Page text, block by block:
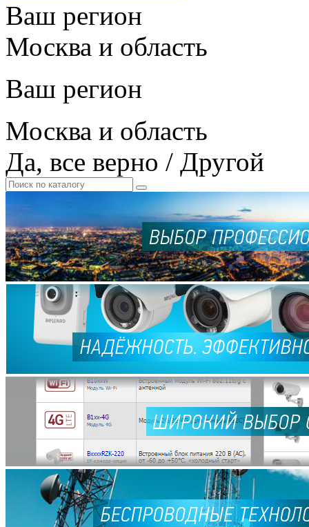
Ваш регион
Москва и область
Ваш регион
Москва и область
Да, все верно / Другой